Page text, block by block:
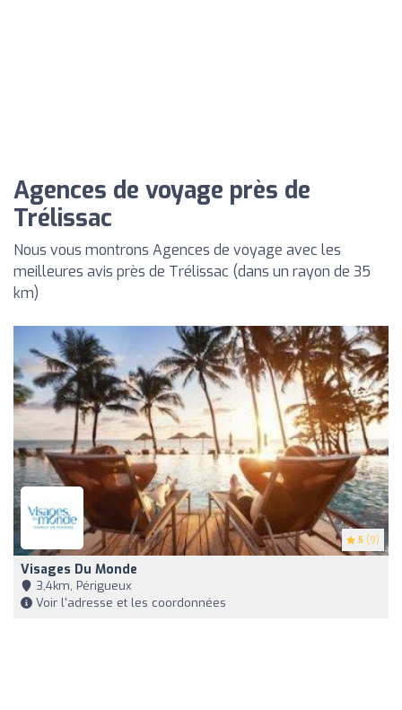
Agences de voyage près de
Trélissac
Nous vous montrons Agences de voyage avec les
meilleures avis près de Trélissac (dans un rayon de 35
km)
5 (9)
Visages Du Monde
3,4km, Périgueux
Voir l'adresse et les coordonnées